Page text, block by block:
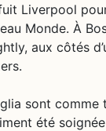
Liverpool
Monde. À
aux côtés
sont
été